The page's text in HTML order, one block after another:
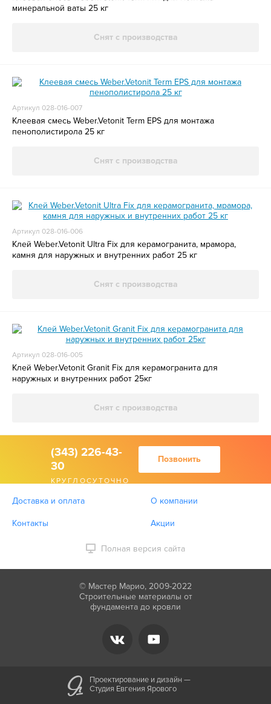
минеральной ваты 25 кг
Снят с производства
Артикул 028-016-007
Клеевая смесь Weber.Vetonit Term EPS для монтажа
пенополистирола 25 кг
Снят с производства
Артикул 028-016-006
Клей Weber.Vetonit Ultra Fix для керамогранита, мрамора,
камня для наружных и внутренних работ 25 кг
Снят с производства
Артикул 028-016-005
Клей Weber.Vetonit Granit Fix для керамогранита для
наружных и внутренних работ 25кг
Снят с производства
(343) 226-43-
30
КРУГЛОСУТОЧНО
Позвонить
Доставка и оплата О компании
Контакты Акции
Полная версия сайта
© Мастер Марио, 2009-2022
Строительные материалы от
фундамента до кровли
Проектирование и дизайн —
Студия Евгения Ярового